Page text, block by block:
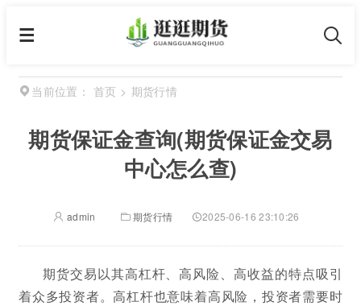
当前位置： 首页 > 期货行情
期货保证金查询(期货保证金交易
中心怎么查)
admin 期货行情 2025-06-16 23:10:26
期货交易以其高杠杆、高风险、高收益的特点吸引
着众多投资者。高杠杆也意味着高风险，投资者需要时